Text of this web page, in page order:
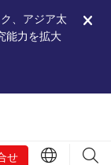
、アジア太
能力を拡大
せ